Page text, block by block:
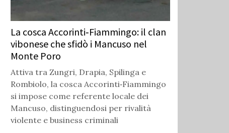
La cosca Accorinti‑Fiammingo: il clan
vibonese che sfidò i Mancuso nel
Monte Poro
Attiva tra Zungri, Drapia, Spilinga e
Rombiolo, la cosca Accorinti‑Fiammingo
si impose come referente locale dei
Mancuso, distinguendosi per rivalità
violente e business criminali